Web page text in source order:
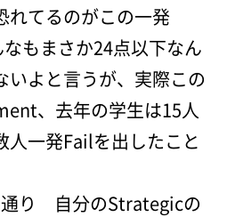
れてるのがこの一発
もまさか24点以下なん
いよと言うが、実際この
、去年の学生は15人
一発Failを出したこと
り 自分のStrategicの